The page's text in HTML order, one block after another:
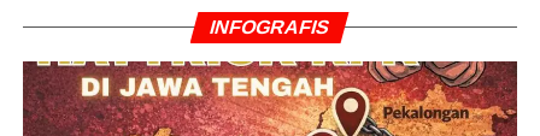
INFOGRAFIS